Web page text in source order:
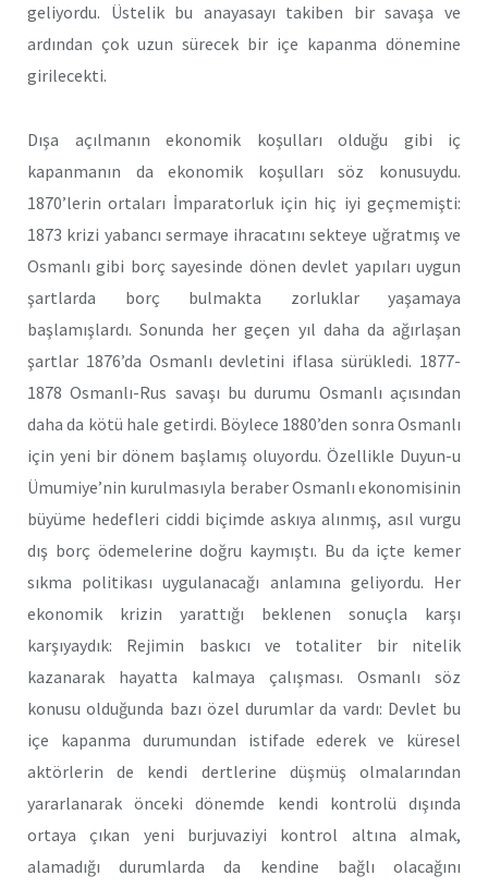
geliyordu. Üstelik bu anayasayı takiben bir savaşa ve
ardından çok uzun sürecek bir içe kapanma dönemine
girilecekti.
Dışa açılmanın ekonomik koşulları olduğu gibi iç
kapanmanın da ekonomik koşulları söz konusuydu.
1870’lerin ortaları İmparatorluk için hiç iyi geçmemişti:
1873 krizi yabancı sermaye ihracatını sekteye uğratmış ve
Osmanlı gibi borç sayesinde dönen devlet yapıları uygun
şartlarda borç bulmakta zorluklar yaşamaya
başlamışlardı. Sonunda her geçen yıl daha da ağırlaşan
şartlar 1876’da Osmanlı devletini iflasa sürükledi. 1877-
1878 Osmanlı-Rus savaşı bu durumu Osmanlı açısından
daha da kötü hale getirdi. Böylece 1880’den sonra Osmanlı
için yeni bir dönem başlamış oluyordu. Özellikle Duyun-u
Ümumiye’nin kurulmasıyla beraber Osmanlı ekonomisinin
büyüme hedefleri ciddi biçimde askıya alınmış, asıl vurgu
dış borç ödemelerine doğru kaymıştı. Bu da içte kemer
sıkma politikası uygulanacağı anlamına geliyordu. Her
ekonomik krizin yarattığı beklenen sonuçla karşı
karşıyaydık: Rejimin baskıcı ve totaliter bir nitelik
kazanarak hayatta kalmaya çalışması. Osmanlı söz
konusu olduğunda bazı özel durumlar da vardı: Devlet bu
içe kapanma durumundan istifade ederek ve küresel
aktörlerin de kendi dertlerine düşmüş olmalarından
yararlanarak önceki dönemde kendi kontrolü dışında
ortaya çıkan yeni burjuvaziyi kontrol altına almak,
alamadığı durumlarda da kendine bağlı olacağını